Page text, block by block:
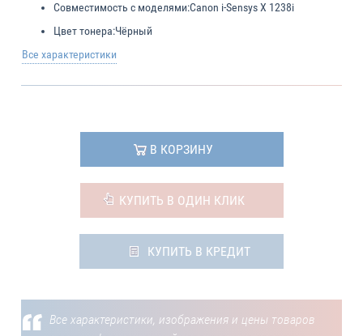
Совместимость с моделями:Canon i-Sensys X 1238i
Цвет тонера:Чёрный
Все характеристики
В КОРЗИНУ
КУПИТЬ В ОДИН КЛИК
КУПИТЬ В КРЕДИТ
Все характеристики, изображения и цены товаров